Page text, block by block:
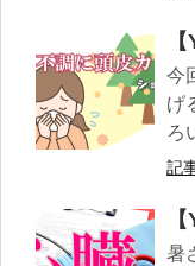
今
げ
ろ
記
暑